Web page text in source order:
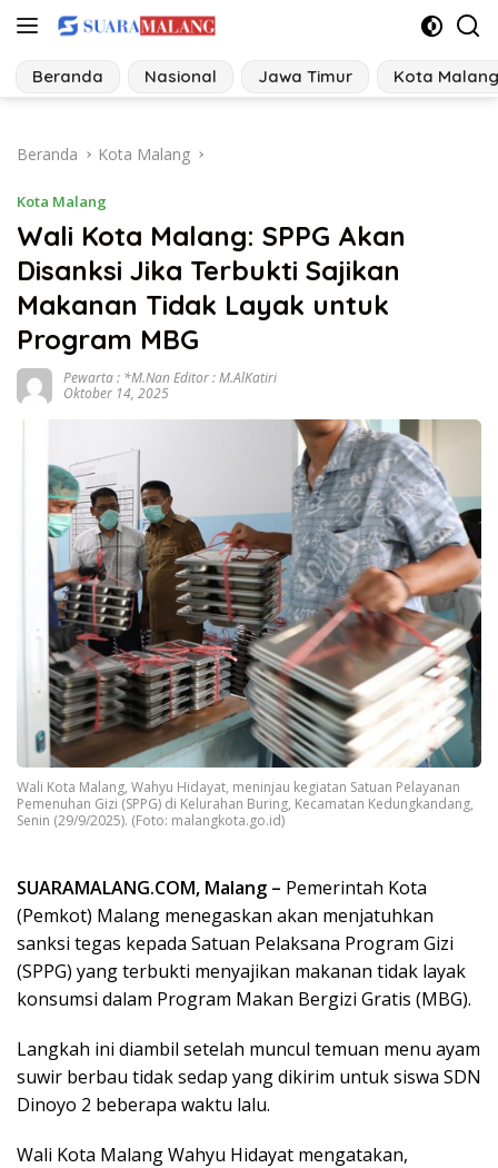
Langsung
konten
Beranda Nasional Jawa Timur Kota Malang
Beranda Kota Malang
Kota Malang
Wali Kota Malang: SPPG Akan
Disanksi Jika Terbukti Sajikan
Makanan Tidak Layak untuk
Program MBG
Pewarta : *M.Nan Editor : M.AlKatiri
Oktober 14, 2025
Wali Kota Malang, Wahyu Hidayat, meninjau kegiatan Satuan Pelayanan
Pemenuhan Gizi (SPPG) di Kelurahan Buring, Kecamatan Kedungkandang,
Senin (29/9/2025). (Foto: malangkota.go.id)
SUARAMALANG.COM, Malang – Pemerintah Kota
(Pemkot) Malang menegaskan akan menjatuhkan
sanksi tegas kepada Satuan Pelaksana Program Gizi
(SPPG) yang terbukti menyajikan makanan tidak layak
konsumsi dalam Program Makan Bergizi Gratis (MBG).
Langkah ini diambil setelah muncul temuan menu ayam
suwir berbau tidak sedap yang dikirim untuk siswa SDN
Dinoyo 2 beberapa waktu lalu.
Wali Kota Malang Wahyu Hidayat mengatakan,